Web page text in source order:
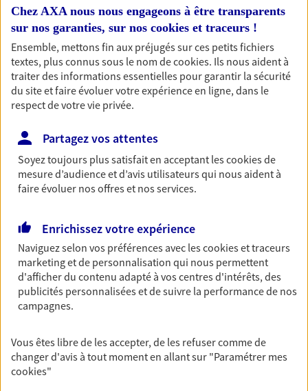
Agent Général d'assurance exclusif AXA
France
2 Rue Benjamin Franklin, 85000 La Roche Sur Yon
Horaires : Fermé
Ouvre demain à 09:00
PRENDRE RENDEZ-VOUS
N° Orias * (orias.fr) : 10055208
France
118 Rue Gutenberg, 85000 La Roche Sur Yon
Horaires :
Chez AXA nous nous engageons à être transparents
sur nos garanties, sur nos cookies et traceurs !
Ensemble, mettons fin aux préjugés sur ces petits fichiers
textes, plus connus sous le nom decookies. Ils nous aident à
traiter des informations essentielles pour garantir la sécurité
du site et faire évoluer votre expérience en ligne, dans le
respect de votre vie privée.
Partagez vos attentes
Soyez toujours plus satisfait en acceptant lescookiesde
mesure d’audience et d’avis utilisateurs qui nous aident à
faire évoluer nos offres et nos services.
Enrichissez votre expérience
Naviguez selon vos préférences avec lescookies et traceurs
marketing et de personnalisation qui nous permettent
d'afficher du contenu adapté à vos centres d'intérêts, des
publicités personnalisées et de suivre la performance de nos
campagnes.
Vous êtes libre de les accepter, de les refuser comme de
changer d'avis à tout moment en allant sur "Paramétrer mes
cookies"